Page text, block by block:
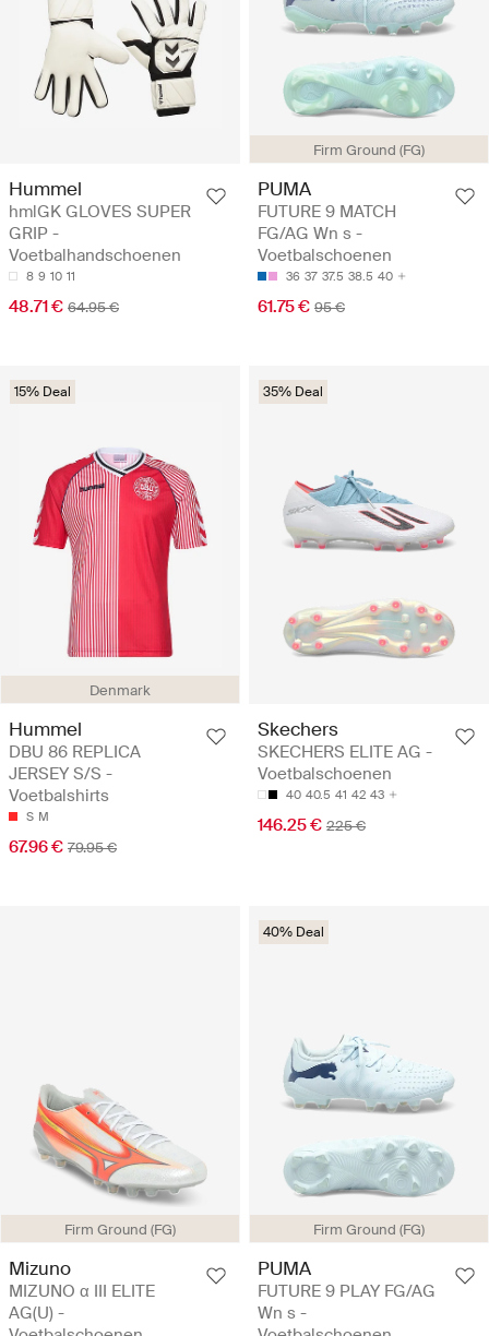
Hummel
hmlGK GLOVES SUPER
GRIP -
Voetbalhandschoenen
8 9 10 11
48.71 € 64.95 €
Firm Ground (FG)
PUMA
FUTURE 9 MATCH
FG/AG Wn s -
Voetbalschoenen
36 37 37.5 38.5 40
61.75 € 95 €
Denmark
15% Deal
Hummel
DBU 86 REPLICA
JERSEY S/S -
Voetbalshirts
S M
67.96 € 79.95 €
35% Deal
Skechers
SKECHERS ELITE AG -
Voetbalschoenen
40 40.5 41 42 43
146.25 € 225 €
Firm Ground (FG)
Mizuno
MIZUNO α III ELITE
AG(U) -
Firm Ground (FG)
40% Deal
PUMA
FUTURE 9 PLAY FG/AG
Wn s -